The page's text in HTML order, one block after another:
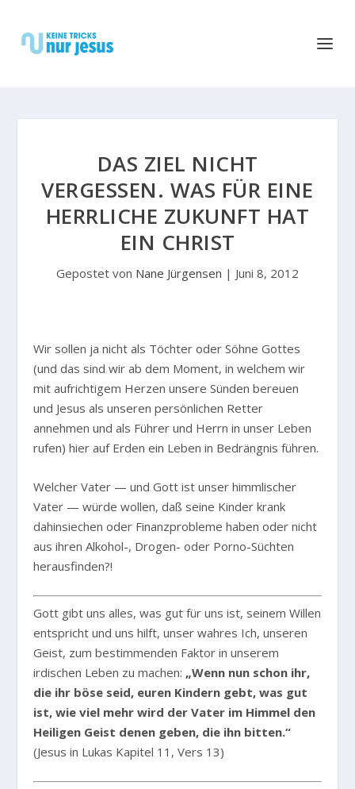
DAS ZIEL NICHT
VERGESSEN. WAS FÜR EINE
HERRLICHE ZUKUNFT HAT
EIN CHRIST
Gepostet von Nane Jürgensen | Juni 8, 2012
Wir sollen ja nicht als Töchter oder Söhne Gottes
(und das sind wir ab dem Moment, in welchem wir
mit aufrichtigem Herzen unsere Sünden bereuen
und Jesus als unseren persönlichen Retter
annehmen und als Führer und Herrn in unser Leben
rufen) hier auf Erden ein Leben in Bedrängnis führen.
Welcher Vater — und Gott ist unser himmlischer
Vater — würde wollen, daß seine Kinder krank
dahinsiechen oder Finanzprobleme haben oder nicht
aus ihren Alkohol-, Drogen- oder Porno-Süchten
herausfinden?!
Gott gibt uns alles, was gut für uns ist, seinem Willen
entspricht und uns hilft, unser wahres Ich, unseren
Geist, zum bestimmenden Faktor in unserem
irdischen Leben zu machen: „Wenn nun schon ihr,
die ihr böse seid, euren Kindern gebt, was gut
ist, wie viel mehr wird der Vater im Himmel den
Heiligen Geist denen geben, die ihn bitten.“
(Jesus in Lukas Kapitel 11, Vers 13)